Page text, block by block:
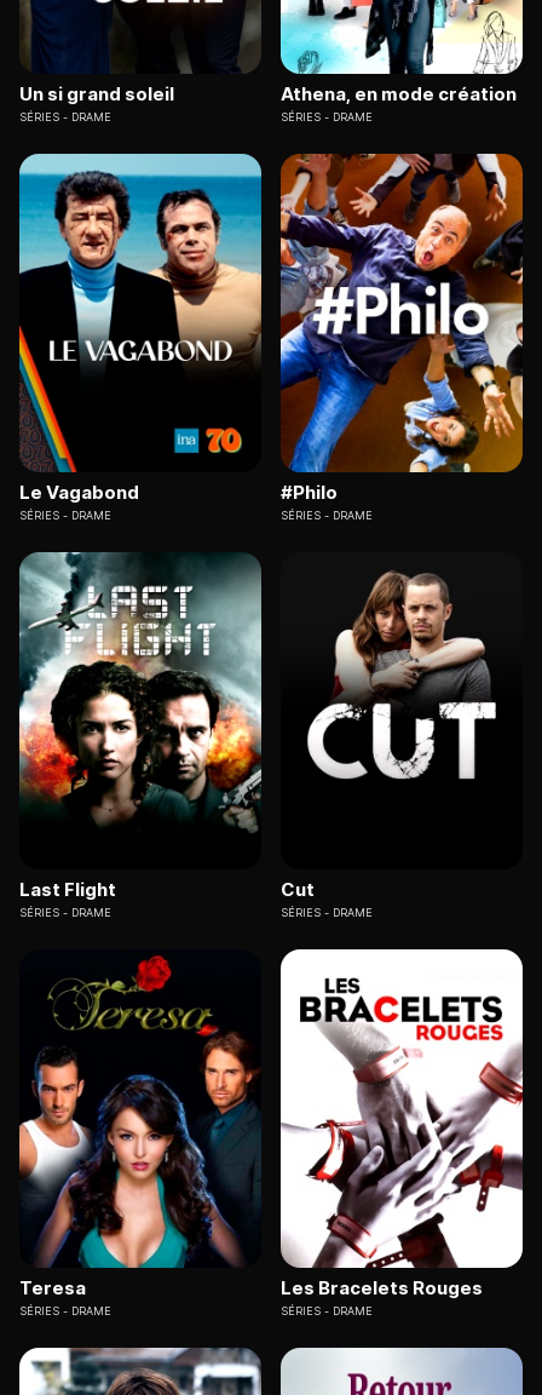
Un si grand soleil
SÉRIES DRAME
Athena, en mode création
SÉRIES DRAME
Le Vagabond
SÉRIES DRAME
#Philo
SÉRIES DRAME
Last Flight
SÉRIES DRAME
Cut
SÉRIES DRAME
Teresa
SÉRIES DRAME
Les Bracelets Rouges
SÉRIES DRAME